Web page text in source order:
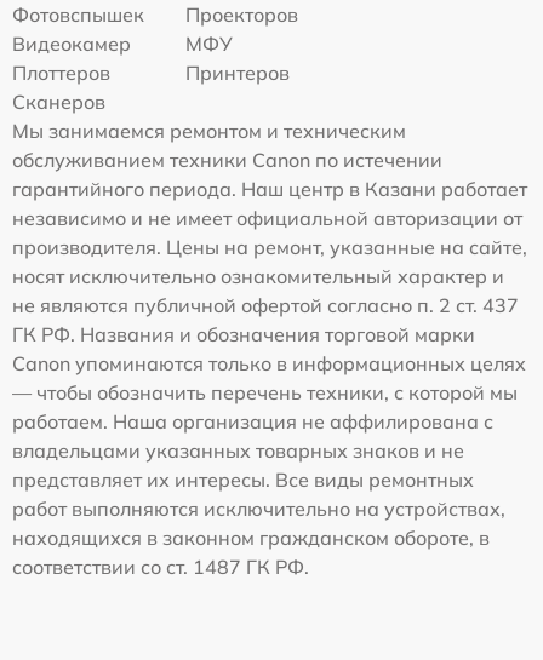
Фотовспышек
Проекторов
Видеокамер
МФУ
Плоттеров
Принтеров
Сканеров
Мы занимаемся ремонтом и техническим
обслуживанием техники Canon по истечении
гарантийного периода. Наш центр в Казани работает
независимо и не имеет официальной авторизации от
производителя. Цены на ремонт, указанные на сайте,
носят исключительно ознакомительный характер и
не являются публичной офертой согласно п. 2 ст. 437
ГК РФ. Названия и обозначения торговой марки
Canon упоминаются только в информационных целях
— чтобы обозначить перечень техники, с которой мы
работаем. Наша организация не аффилирована с
владельцами указанных товарных знаков и не
представляет их интересы. Все виды ремонтных
работ выполняются исключительно на устройствах,
находящихся в законном гражданском обороте, в
соответствии со ст. 1487 ГК РФ.